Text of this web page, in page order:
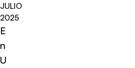
JULIO
2025
E
n
U